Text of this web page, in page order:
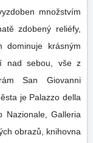
množstvím
zdobený reliéfy,
dominuje krásným
nad sebou, vše z
San Giovanni
je Palazzo della
Nazionale, Galleria
obrazů, knihovna